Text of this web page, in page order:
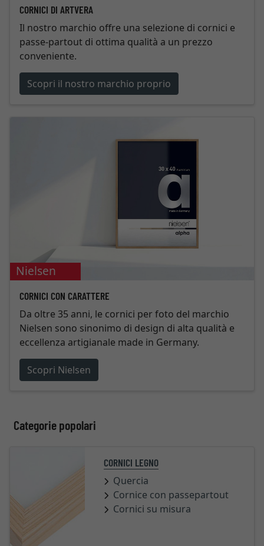
CORNICI DI ARTVERA
Il nostro marchio offre una selezione di cornici e
passe-partout di ottima qualità a un prezzo
conveniente.
Scopri il nostro marchio proprio
Nielsen
CORNICI CON CARATTERE
Da oltre 35 anni, le cornici per foto del marchio
Nielsen sono sinonimo di design di alta qualità e
eccellenza artigianale made in Germany.
Scopri Nielsen
Categorie popolari
CORNICI LEGNO
Quercia
Cornice con passepartout
Cornici su misura